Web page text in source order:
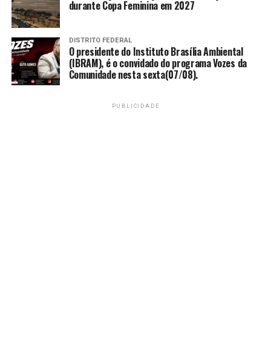
imediato e humanizado de mulheres em situação de
vulnerabilidade.
“Queremos enviar uma mensagem muito clara: não
toleraremos nenhuma forma de violência,
especialmente contra as mulheres. A festa deve ser um
espaço de liberdade e segurança para todos”, reforçou
durante Copa Feminina em 2027
DISTRITO FEDERAL
O presidente do Instituto Brasília Ambiental
(IBRAM), é o convidado do programa Vozes da
Comunidade nesta sexta(07/08).
PUBLICIDADE